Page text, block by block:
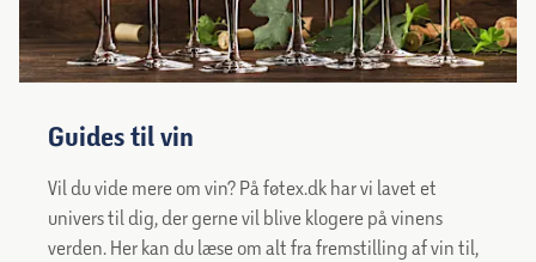
Guides til vin
Vil du vide mere om vin? På føtex.dk har vi lavet et
univers til dig, der gerne vil blive klogere på vinens
verden. Her kan du læse om alt fra fremstilling af vin til,